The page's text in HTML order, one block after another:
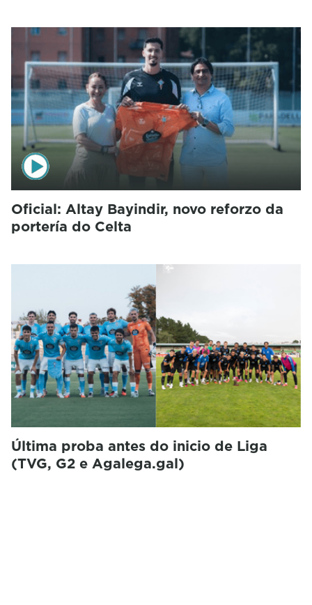
Oficial: Altay Bayindir, novo reforzo da
portería do Celta
Última proba antes do inicio de Liga
(TVG, G2 e Agalega.gal)